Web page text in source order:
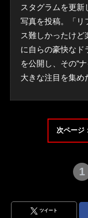
スタグラムを更新
写真を投稿。「リ
ス難しかったけど
に自らの豪快なド
を公開し、その“
大きな注目を集め
次ページ
1
ツイート